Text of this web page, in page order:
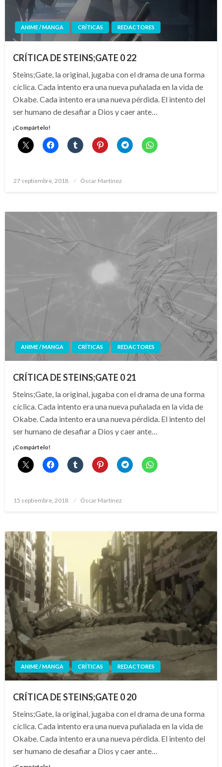
ANIME / MANGA CRÍTICAS REDACTORES
CRÍTICA DE STEINS;GATE 0 22
Steins;Gate, la original, jugaba con el drama de una forma
cíclica. Cada intento era una nueva puñalada en la vida de
Okabe. Cada intento era una nueva pérdida. El intento del
ser humano de desafiar a Dios y caer ante…
¡Compártelo!
Publicado
27 septiembre, 2018 Óscar Martínez
ANIME / MANGA CRÍTICAS REDACTORES
CRÍTICA DE STEINS;GATE 0 21
Steins;Gate, la original, jugaba con el drama de una forma
cíclica. Cada intento era una nueva puñalada en la vida de
Okabe. Cada intento era una nueva pérdida. El intento del
ser humano de desafiar a Dios y caer ante…
¡Compártelo!
Publicado
15 septiembre, 2018 Óscar Martínez
ANIME / MANGA CRÍTICAS REDACTORES
CRÍTICA DE STEINS;GATE 0 20
Steins;Gate, la original, jugaba con el drama de una forma
cíclica. Cada intento era una nueva puñalada en la vida de
Okabe. Cada intento era una nueva pérdida. El intento del
ser humano de desafiar a Dios y caer ante…